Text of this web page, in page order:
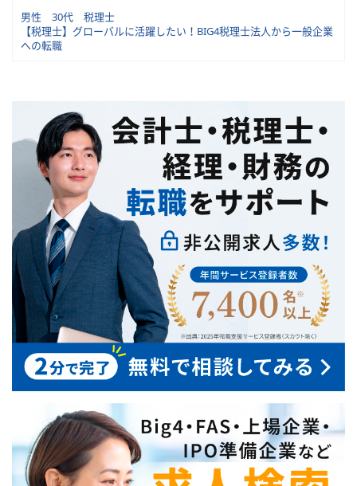
男性 30代 税理士
【税理士】グローバルに活躍したい！BIG4税理士法人から一般企業
への転職